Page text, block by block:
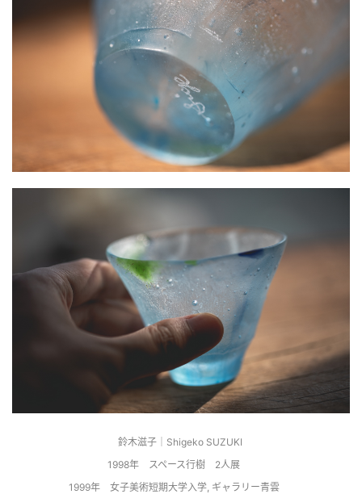
鈴木滋子｜Shigeko SUZUKI
1998年    スペース行樹　2人展
1999年    女子美術短期大学入学, ギャラリー青雲